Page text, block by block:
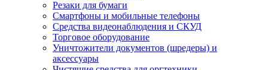
Резаки для бумаги
Смартфоны и мобильные телефоны
Средства видеонаблюдения и СКУД
Торговое оборудование
Уничтожители документов (шредеры) и
аксессуары